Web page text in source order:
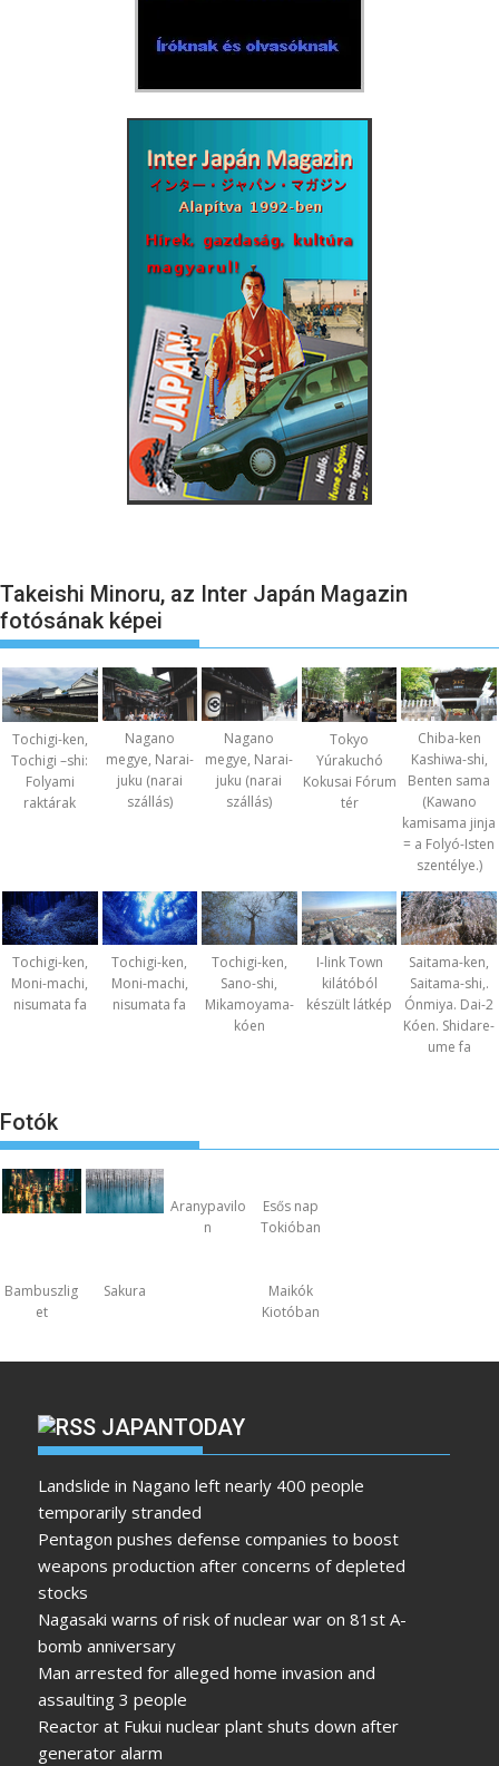
Takeishi Minoru, az Inter Japán Magazin
fotósának képei
Tochigi-ken,
Tochigi –shi:
Folyami
raktárak
Nagano
megye, Narai-
juku (narai
szállás)
Nagano
megye, Narai-
juku (narai
szállás)
Tokyo
Yúrakuchó
Kokusai Fórum
tér
Chiba-ken
Kashiwa-shi,
Benten sama
(Kawano
kamisama jinja
= a Folyó-Isten
szentélye.)
Tochigi-ken,
Moni-machi,
nisumata fa
Tochigi-ken,
Moni-machi,
nisumata fa
Tochigi-ken,
Sano-shi,
Mikamoyama-
kóen
I-link Town
kilátóból
készült látkép
Saitama-ken,
Saitama-shi,.
Ónmiya. Dai-2
Kóen. Shidare-
ume fa
Fotók
Aranypavilo
n
Esős nap
Tokióban
Bambuszlig
et
Sakura
Maikók
Kiotóban
JAPANTODAY
Landslide in Nagano left nearly 400 people
temporarily stranded
Pentagon pushes defense companies to boost
weapons production after concerns of depleted
stocks
Nagasaki warns of risk of nuclear war on 81st A-
bomb anniversary
Man arrested for alleged home invasion and
assaulting 3 people
Reactor at Fukui nuclear plant shuts down after
generator alarm